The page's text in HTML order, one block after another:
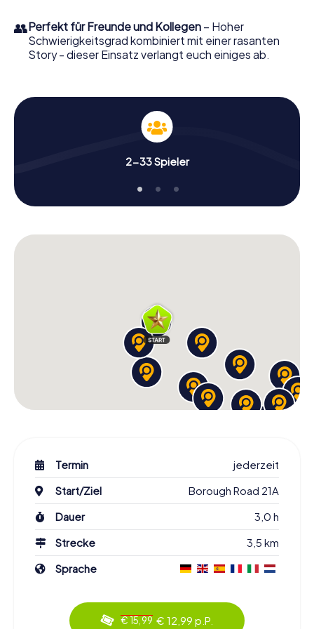
👥Perfekt für Freunde und Kollegen – Hoher
Schwierigkeitsgrad kombiniert mit einer rasanten
Story - dieser Einsatz verlangt euch einiges ab.
2-33 Spieler
Termin
jederzeit
Start/Ziel
Borough Road 21A
Dauer
3,0 h
Strecke
3,5 km
Sprache
€ 15,99 € 12,99 p.P.